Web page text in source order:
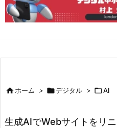
ホーム > デジタル > AI
生成AIでWebサイトをリ